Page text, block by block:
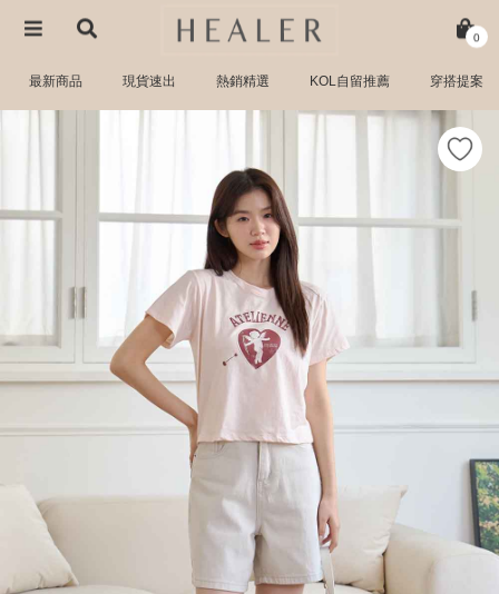
0
最新商品 現貨速出 熱銷精選 KOL自留推薦 穿搭提案